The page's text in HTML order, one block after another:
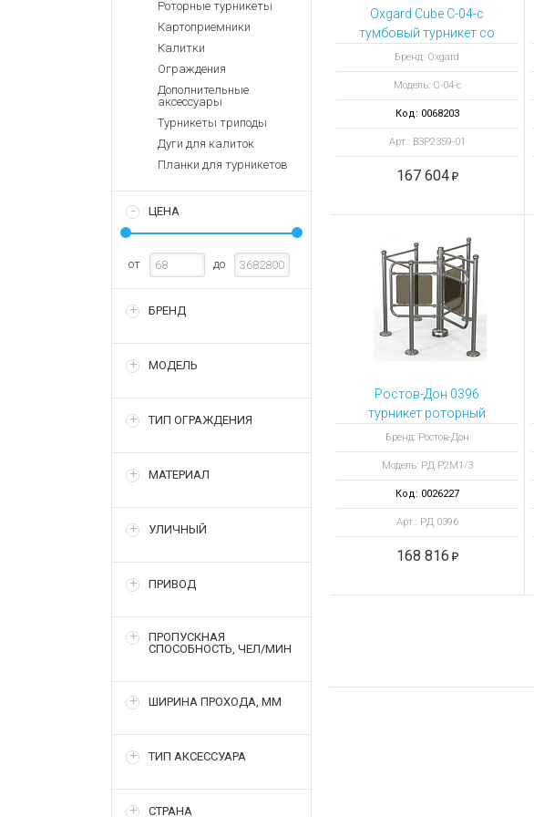
Запасные
Терминалы
оплаты
Зарядные устройства для ноутбуков
Архивные товары
Роторные турникеты
Картоприемники
Калитки
Ограждения
Дополнительные
аксессуары
Турникеты триподы
Дуги для калиток
Планки для турникетов
ЦЕНА
от до
БРЕНД
МОДЕЛЬ
ТИП ОГРАЖДЕНИЯ
МАТЕРИАЛ
УЛИЧНЫЙ
ПРИВОД
ПРОПУСКНАЯ
СПОСОБНОСТЬ, ЧЕЛ/МИН
ШИРИНА ПРОХОДА, ММ
ТИП АКСЕССУАРА
СТРАНА
Oxgard Cube С-04-c
тумбовый турникет со
считывателем EM-
Marine 2 шт
Бренд: Oxgard
Модель: С-04-с
Код: 0068203
Арт.: ВЗР2359-01
167 604
Ростов-Дон 0396
турникет роторный
Р2М1/3 ХРОМ
Бренд: Ростов-Дон
Модель: РД Р2М1/3
Код: 0026227
Арт.: РД 0396
168 816